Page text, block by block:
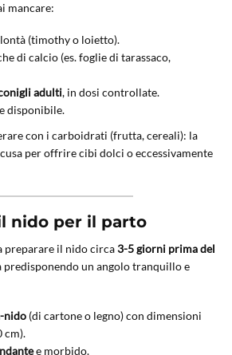
mancare:
(timothy o loietto).
di calcio (es. foglie di tarassaco,
adulti, in dosi controllate.
disponibile.
con i carboidrati (frutta, cereali): la
per offrire cibi dolci o eccessivamente
nido per il parto
preparare il nido circa3-5 giorni prima del
predisponendo un angolo tranquillo e
nido (di cartone o legno) con dimensioni
cm).
e morbido.